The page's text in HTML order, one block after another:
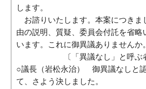
します。
お諮りいたします。本案につきま
由の説明、質疑、委員会付託を省略
います。これに御異議ありませんか。
〔「異議なし」と呼ぶ者
○議長（岩松永治） 御異議なしと
て、さよう決しました。